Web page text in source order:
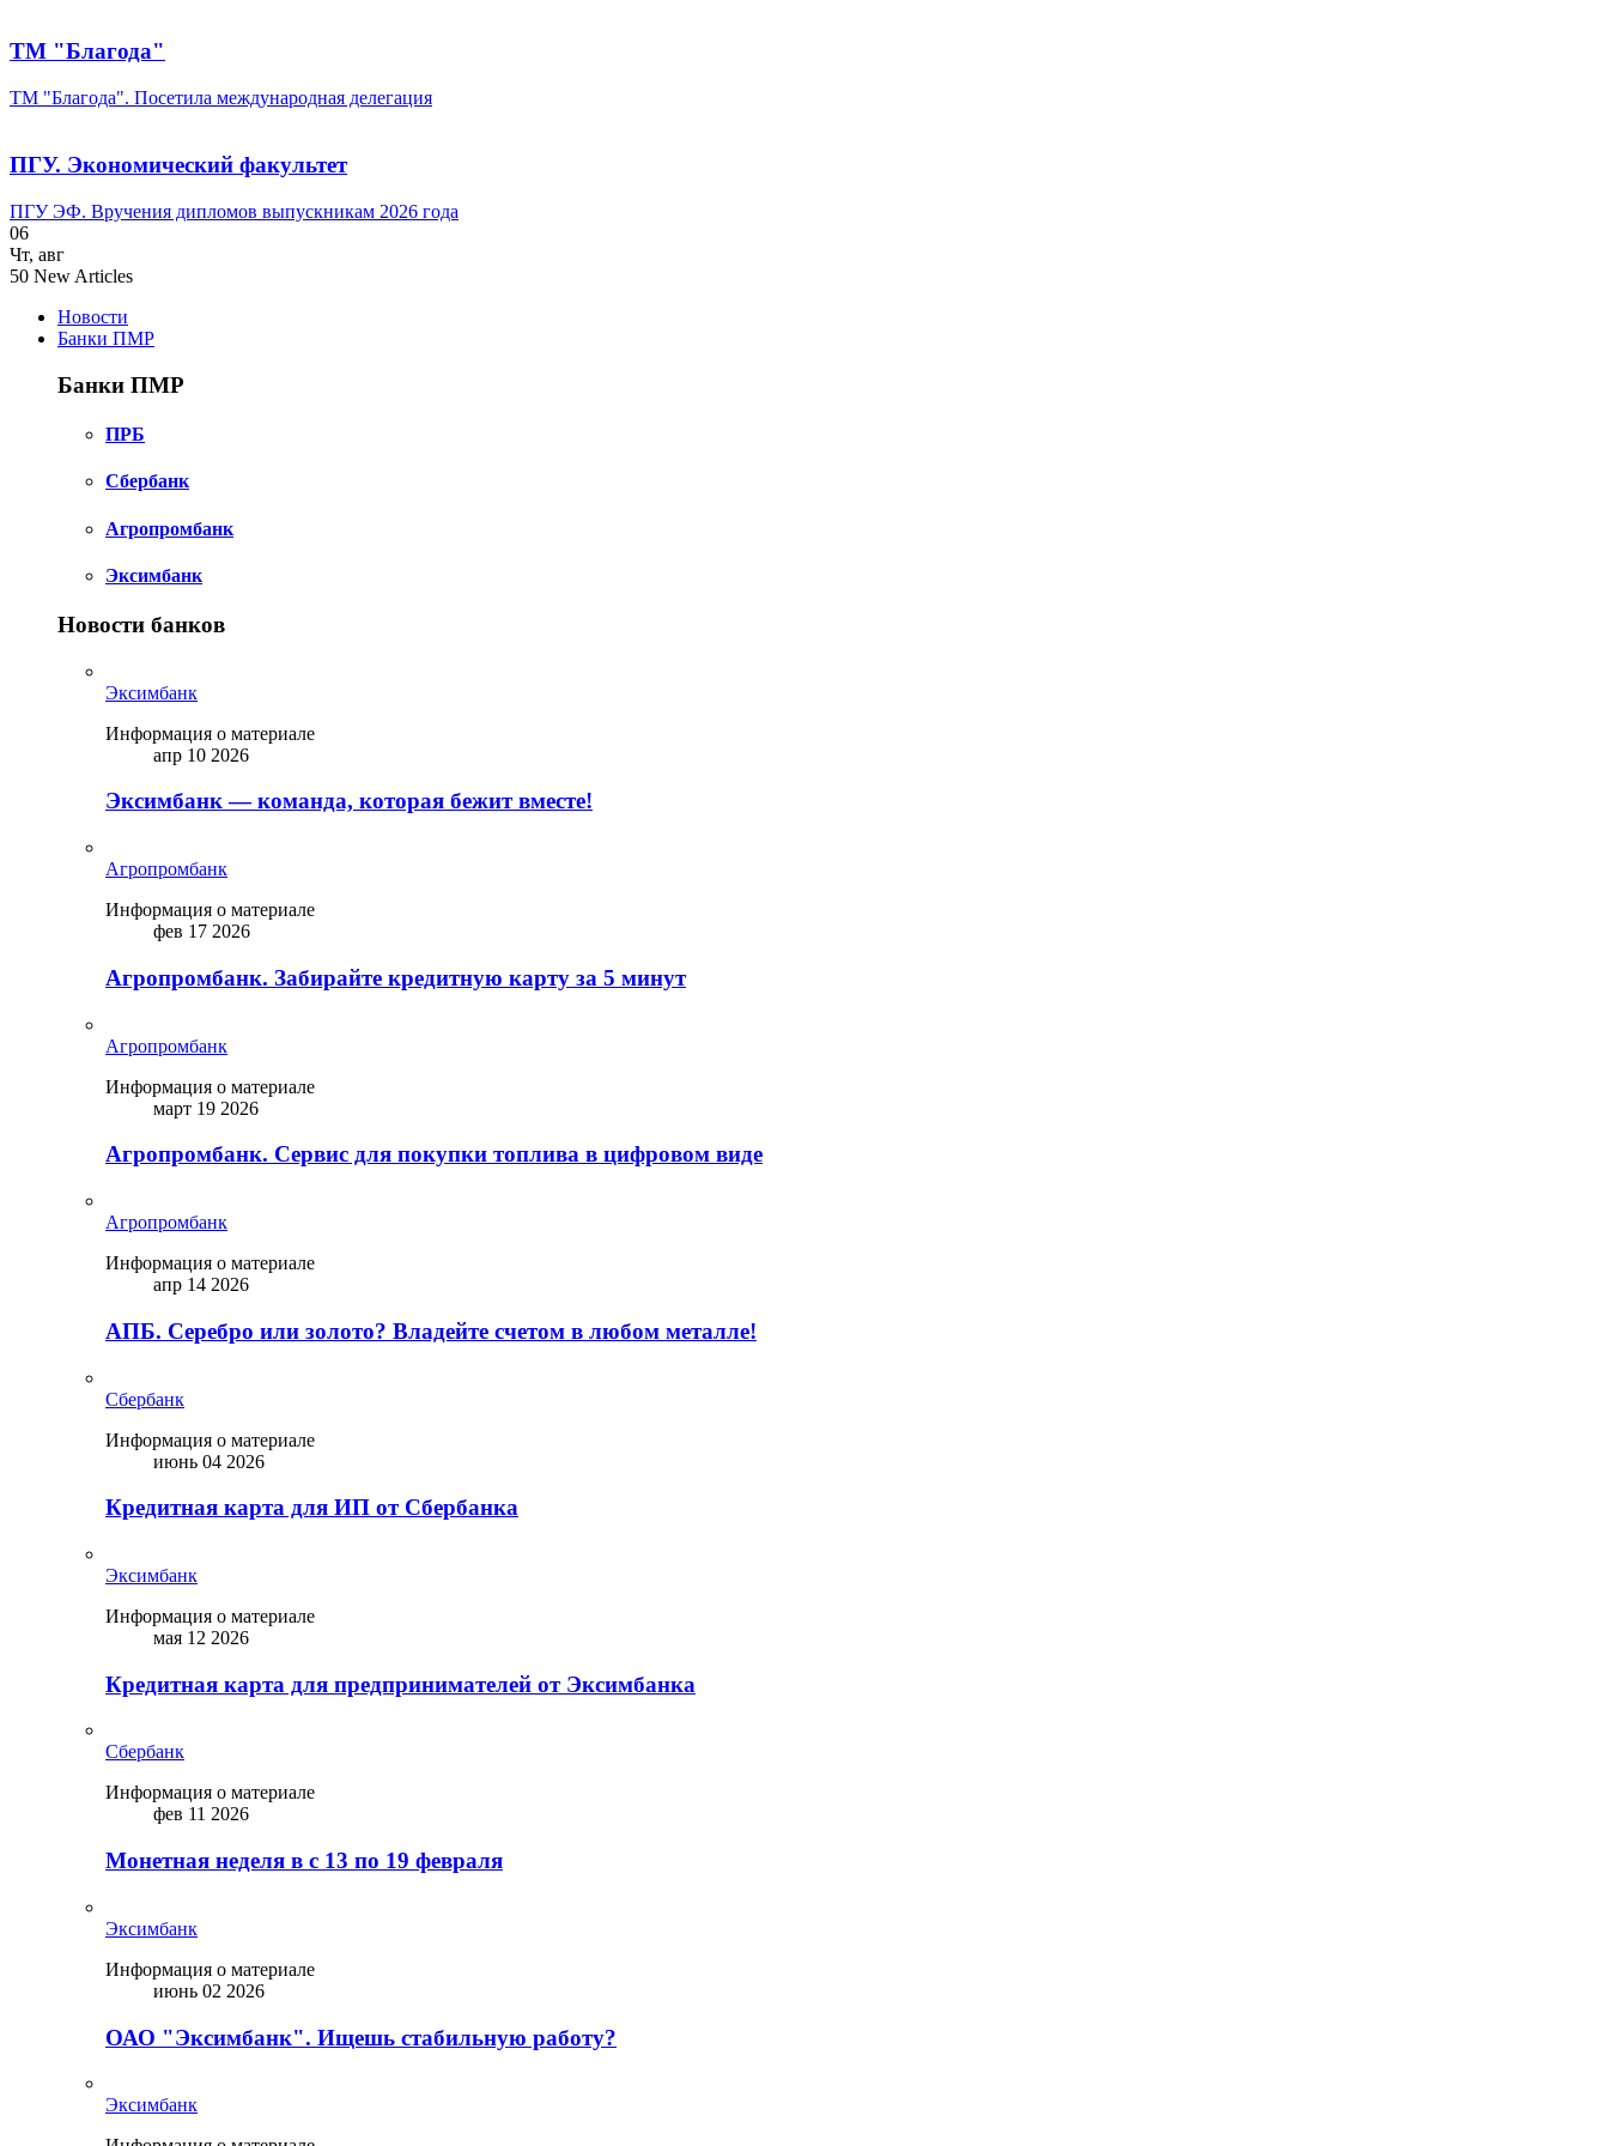
ТМ "Благода"
ТМ "Благода". Посетила международная делегация
ПГУ. Экономический факультет
ПГУ ЭФ. Вручения дипломов выпускникам 2026 года
06
Чт, авг
50 New Articles
Новости
Банки ПМР
Банки ПМР
ПРБ
Сбербанк
Агропромбанк
Эксимбанк
Новости банков
Эксимбанк
Информация о материале
апр 10 2026
Эксимбанк — команда, которая бежит вместе!
Агропромбанк
Информация о материале
фев 17 2026
Агропромбанк. Забирайте кредитную карту за 5 минут
Агропромбанк
Информация о материале
март 19 2026
Агропромбанк. Сервис для покупки топлива в цифровом виде
Агропромбанк
Информация о материале
апр 14 2026
АПБ. Серебро или золото? Владейте счетом в любом металле!
Сбербанк
Информация о материале
июнь 04 2026
Кредитная карта для ИП от Сбербанка
Эксимбанк
Информация о материале
мая 12 2026
Кредитная карта для предпринимателей от Эксимбанка
Сбербанк
Информация о материале
фев 11 2026
Монетная неделя в с 13 по 19 февраля
Эксимбанк
Информация о материале
июнь 02 2026
ОАО "Эксимбанк". Ищешь стабильную работу?
Эксимбанк